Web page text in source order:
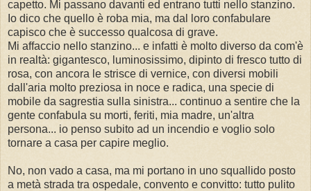
capetto. Mi passano davanti ed entrano tutti nello stanzino.
Io dico che quello è roba mia, ma dal loro confabulare
capisco che è successo qualcosa di grave.
Mi affaccio nello stanzino... e infatti è molto diverso da com'è
in realtà: gigantesco, luminosissimo, dipinto di fresco tutto di
rosa, con ancora le strisce di vernice, con diversi mobili
dall'aria molto preziosa in noce e radica, una specie di
mobile da sagrestia sulla sinistra... continuo a sentire che la
gente confabula su morti, feriti, mia madre, un'altra
persona... io penso subito ad un incendio e voglio solo
tornare a casa per capire meglio.
No, non vado a casa, ma mi portano in uno squallido posto
a metà strada tra ospedale, convento e convitto: tutto pulito